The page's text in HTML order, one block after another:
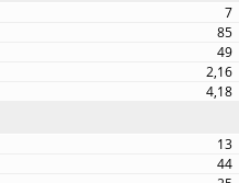
7
85
49
2,16
4,18
13
44